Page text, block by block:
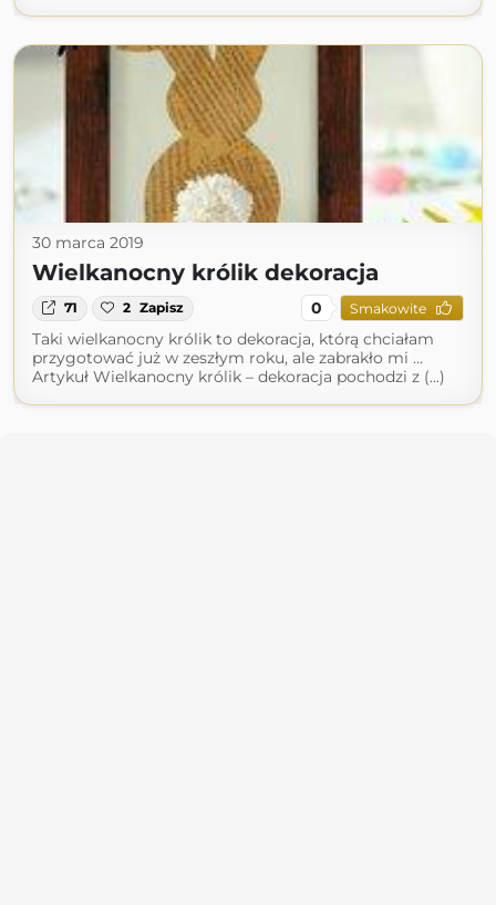
30 marca 2019
Wielkanocny królik dekoracja
71 2 Zapisz 0 Smakowite
Taki wielkanocny królik to dekoracja, którą chciałam
przygotować już w zeszłym roku, ale zabrakło mi …
Artykuł Wielkanocny królik – dekoracja pochodzi z (...)